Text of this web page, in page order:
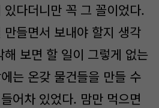
다더니만 꼭 그 꼴이었다.
들면서 보내야 할지 생각
보면 할 일이 그렇게 없는
는 온갖 물건들을 만들 수
어차 있었다. 맘만 먹으면